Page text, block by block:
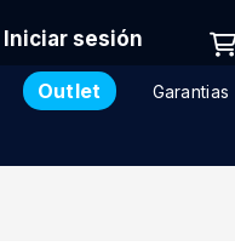
Iniciar sesión
Outlet Garantias